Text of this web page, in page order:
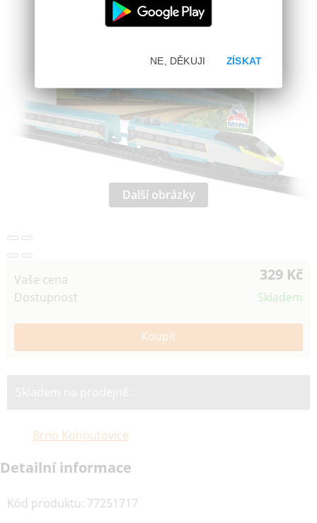
Další obrázky
Vaše cena 329 Kč
Dostupnost Skladem
Brno Kohoutovice
Detailní informace
Kód produktu: 77251717
ZÍSKAT
NE, DĚKUJI